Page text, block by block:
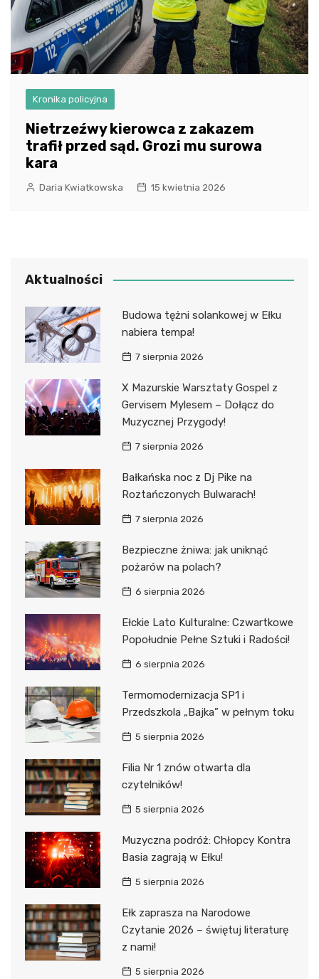
Kronika policyjna
Nietrzeźwy kierowca z zakazem
trafił przed sąd. Grozi mu surowa
kara
Daria Kwiatkowska 15 kwietnia 2026
Aktualności
Budowa tężni solankowej w Ełku
nabiera tempa!
7 sierpnia 2026
X Mazurskie Warsztaty Gospel z
Gervisem Mylesem – Dołącz do
Muzycznej Przygody!
7 sierpnia 2026
Bałkańska noc z Dj Pike na
Roztańczonych Bulwarach!
7 sierpnia 2026
Bezpieczne żniwa: jak uniknąć
pożarów na polach?
6 sierpnia 2026
Ełckie Lato Kulturalne: Czwartkowe
Popołudnie Pełne Sztuki i Radości!
6 sierpnia 2026
Termomodernizacja SP1 i
Przedszkola „Bajka” w pełnym toku
5 sierpnia 2026
Filia Nr 1 znów otwarta dla
czytelników!
5 sierpnia 2026
Muzyczna podróż: Chłopcy Kontra
Basia zagrają w Ełku!
5 sierpnia 2026
Ełk zaprasza na Narodowe
Czytanie 2026 – świętuj literaturę
z nami!
5 sierpnia 2026